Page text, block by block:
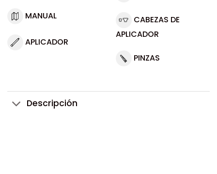
MANUAL
APLICADOR
CABEZAS DE
APLICADOR
PINZAS
Descripción